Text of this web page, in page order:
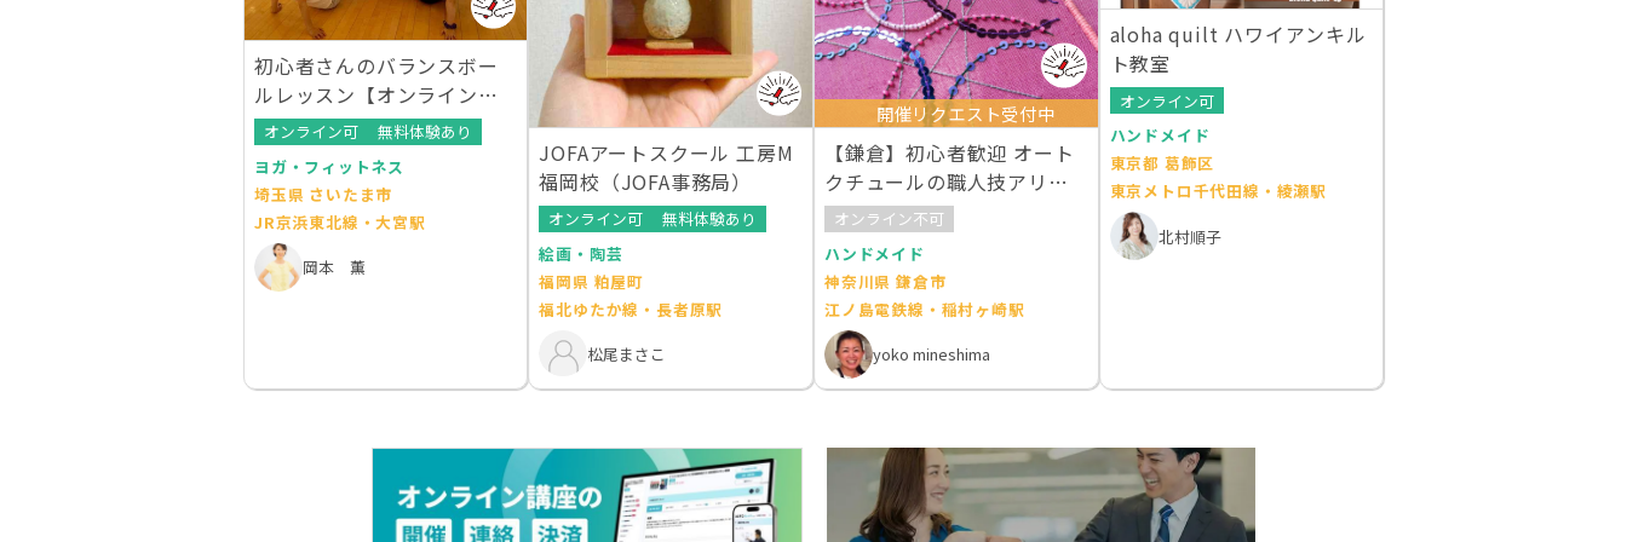
初心者さんのバランスボー
ルレッスン【オンラインレ
ッスンあり】
オンライン可
無料体験あり
ヨガ・フィットネス
埼玉県 さいたま市
JR京浜東北線・大宮駅
岡本 薫
JOFAアートスクール 工房M
福岡校（JOFA事務局）
オンライン可
無料体験あり
絵画・陶芸
福岡県 粕屋町
福北ゆたか線・長者原駅
松尾まさこ
開催リクエスト受付中
【鎌倉】初心者歓迎 オート
クチュールの職人技アリワ
ーク刺繍の世界
オンライン不可
ハンドメイド
神奈川県 鎌倉市
江ノ島電鉄線・稲村ヶ崎駅
yoko mineshima
aloha quilt ハワイアンキル
ト教室
オンライン可
ハンドメイド
東京都 葛飾区
東京メトロ千代田線・綾瀬駅
北村順子